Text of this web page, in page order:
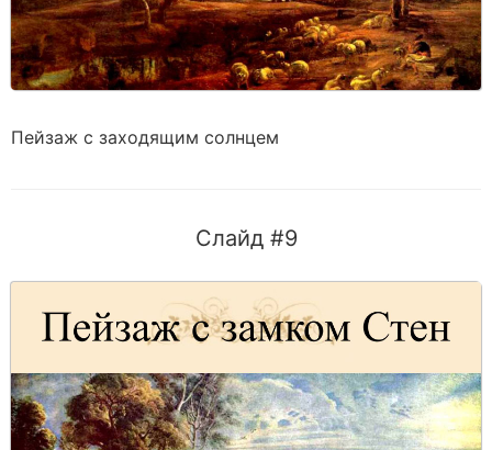
Пейзаж с заходящим солнцем
Слайд #9